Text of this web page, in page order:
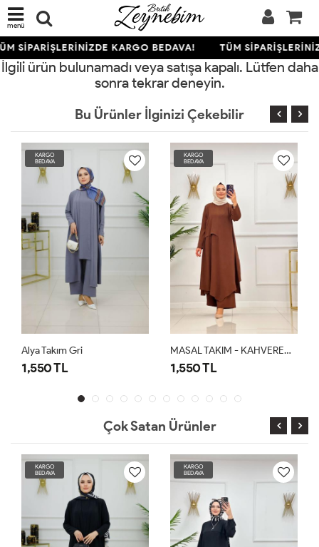
menü
SİPARİŞLERİNİZDE KARGO BEDAVA! TÜM
İlgili ürün bulunamadı veya satışa kapalı. Lütfen daha
sonra tekrar deneyin.
Bu Ürünler İlginizi Çekebilir
KARGO
BEDAVA
Alya Takım Gri
1,550 TL
KARGO
BEDAVA
MASAL TAKIM - KAHVERENGİ
1,550 TL
Çok Satan Ürünler
KARGO
BEDAVA
KARGO
BEDAVA